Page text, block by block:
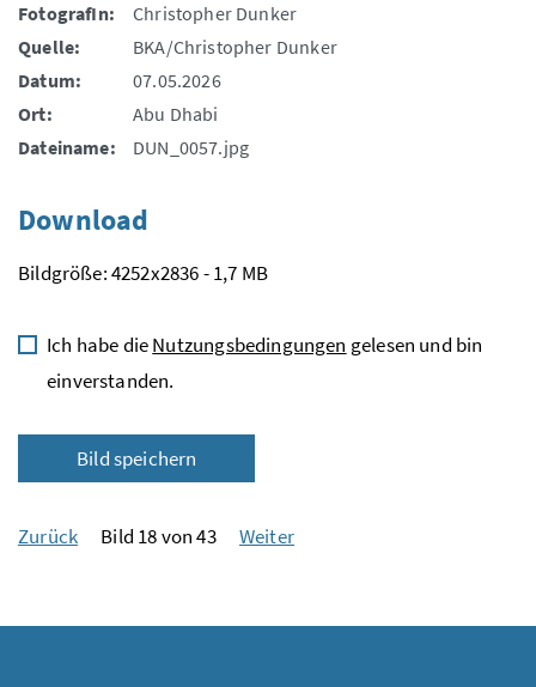
FotografIn:
Christopher Dunker
Quelle:
BKA/Christopher Dunker
Datum:
07.05.2026
Ort:
Abu Dhabi
Dateiname:
DUN_0057.jpg
Download
Bildgröße: 4252x2836 - 1,7 MB
Ich habe dieNutzungsbedingungen gelesen und bin
einverstanden.
Bild speichern
Zurück Bild 18 von 43 Weiter